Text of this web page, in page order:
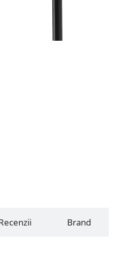
Brand